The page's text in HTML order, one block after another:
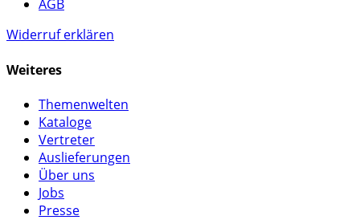
AGB
Widerruf erklären
Weiteres
Themenwelten
Kataloge
Vertreter
Auslieferungen
Über uns
Jobs
Presse